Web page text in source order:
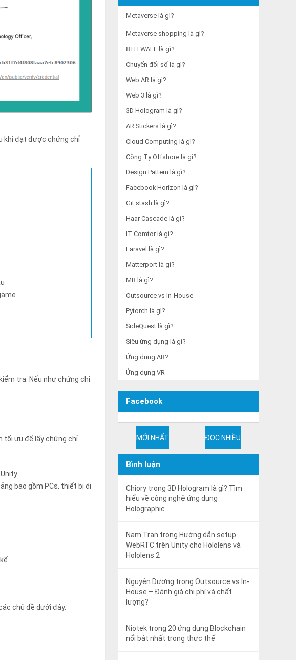
khi đạt được chứng chỉ
tra. Nếu như chứng chỉ
tối ưu để lấy chứng chỉ
bao gồm PCs, thiết bị di
chủ đề dưới đây.
Metaverse là gì?
Metaverse shopping là gì?
8TH WALL là gì?
Chuyển đổi số là gì?
Web AR là gì?
Web 3 là gì?
3D Hologram là gì?
AR Stickers là gì?
Cloud Computing là gì?
Công Ty Offshore là gì?
Design Pattern là gì?
Facebook Horizon là gì?
Git stash là gì?
Haar Cascade là gì?
IT Comtor là gì?
Laravel là gì?
Matterport là gì?
MR là gì?
Outsource vs In-House
Pytorch là gì?
SideQuest là gì?
Siêu ứng dụng là gì?
Ứng dụng AR?
Ứng dụng VR
Facebook
MỚI NHẤT ĐỌC NHIỀU
Bình luận
Chiory trong 3D Hologram là gì? Tìm
hiểu về công nghệ ứng dụng
Holographic
Nam Tran trong Hướng dẫn setup
WebRTC trên Unity cho Hololens và
Hololens 2
Nguyên Dương trong Outsource vs In-
House – Đánh giá chi phí và chất
lượng?
Niotek trong 20 ứng dụng Blockchain
nổi bật nhất trong thực thế